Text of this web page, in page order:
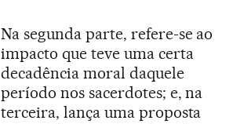
Na segunda parte, refere-se ao
impacto que teve uma certa
decadência moral daquele
período nos sacerdotes; e, na
terceira, lança uma proposta